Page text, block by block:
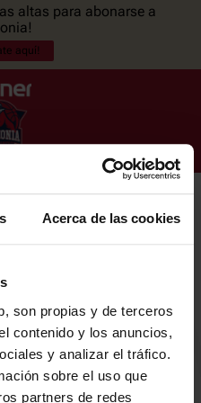
Acerca de las cookies
son propias y de terceros
contenido y los anuncios,
y analizar el tráfico.
sobre el uso que
partners de redes
altas para abonarse a
aquí!
club.
del SASKI BASKONIA